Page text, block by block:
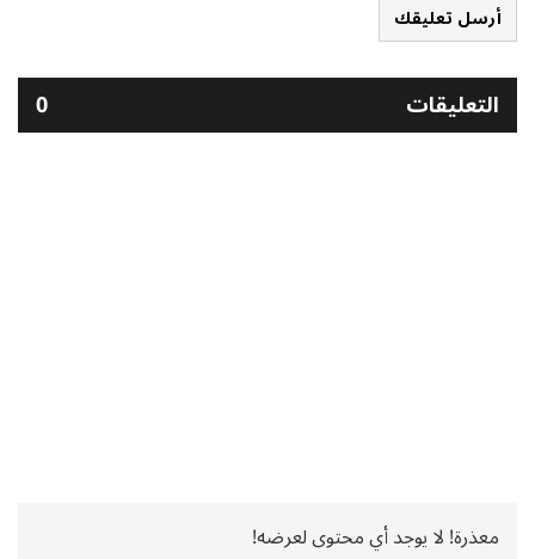
أرسل تعليقك
التعليقات 0
معذرة! لا يوجد أي محتوى لعرضه!